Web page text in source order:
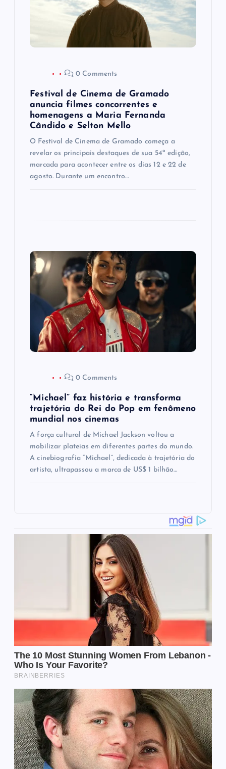
0 Comments
Festival de Cinema de Gramado
anuncia filmes concorrentes e
homenagens a Maria Fernanda
Cândido e Selton Mello
O Festival de Cinema de Gramado começa a
revelar os principais destaques de sua 54ª edição,
marcada para acontecer entre os dias 12 e 22 de
agosto. Durante um encontro…
0 Comments
“Michael” faz história e transforma
trajetória do Rei do Pop em fenômeno
mundial nos cinemas
A força cultural de Michael Jackson voltou a
mobilizar plateias em diferentes partes do mundo.
A cinebiografia “Michael”, dedicada à trajetória do
artista, ultrapassou a marca de US$ 1 bilhão…